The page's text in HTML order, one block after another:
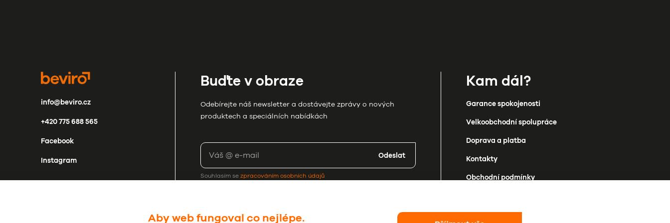
info@beviro.cz
+420 775 688 565
Facebook
Instagram
Buďte v obraze
Odebírejte náš newsletter a dostávejte zprávy o nových
produktech a speciálních nabídkách
Odeslat
Souhlasím sezpracováním osobních údajů
Kam dál?
Garance spokojenosti
Velkoobchodní spolupráce
Doprava a platba
Kontakty
Obchodní podmínky
Aby web fungoval co nejlépe.